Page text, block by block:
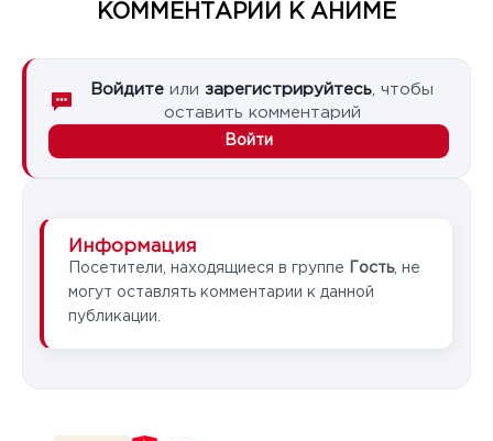
КОММЕНТАРИИ К АНИМЕ
Войдите или зарегистрируйтесь , чтобы
оставить комментарий
Войти
Информация
Посетители, находящиеся в группе Гость, не
могут оставлять комментарии к данной
публикации.